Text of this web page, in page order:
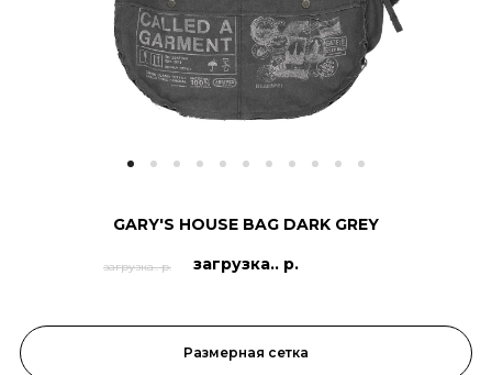
Размерная сетка
GARY'S HOUSE BAG DARK GREY
загрузка.. р.
загрузка.. р.